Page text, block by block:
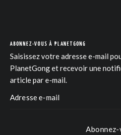
ABONNEZ-VOUS À PLANETGONG
Saisissez votre adresse e-mail
PlanetGong et recevoir une
article par e-mail.
Abonnez-